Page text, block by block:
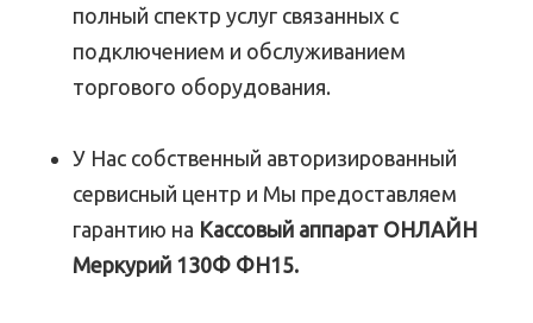
полный спектр услуг связанных с
подключением и обслуживанием
торгового оборудования.
У Нас собственный авторизированный
сервисный центр и Мы предоставляем
гарантию на Кассовый аппарат ОНЛАЙН
Меркурий 130Ф ФН15.